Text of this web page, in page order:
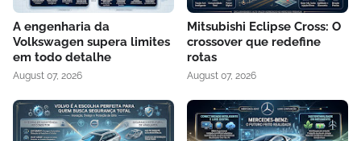
A engenharia da
Volkswagen supera limites
em todo detalhe
August 07, 2026
Mitsubishi Eclipse Cross: O
crossover que redefine
rotas
August 07, 2026